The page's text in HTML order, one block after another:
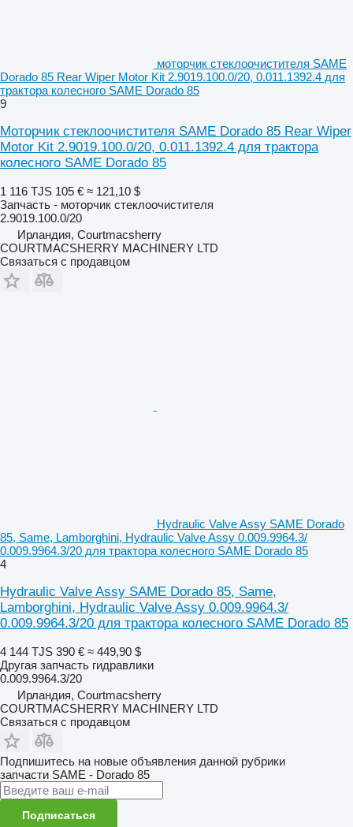
моторчик стеклоочистителя SAME
Dorado 85 Rear Wiper Motor Kit 2.9019.100.0/20, 0.011.1392.4 для
трактора колесного SAME Dorado 85
9
Моторчик стеклоочистителя SAME Dorado 85 Rear Wiper
Motor Kit 2.9019.100.0/20, 0.011.1392.4 для трактора
колесного SAME Dorado 85
1 116 TJS 105 € ≈ 121,10 $
Запчасть - моторчик стеклоочистителя
2.9019.100.0/20
Ирландия, Courtmacsherry
COURTMACSHERRY MACHINERY LTD
Связаться с продавцом
Hydraulic Valve Assy SAME Dorado
85, Same, Lamborghini, Hydraulic Valve Assy 0.009.9964.3/
0.009.9964.3/20 для трактора колесного SAME Dorado 85
4
Hydraulic Valve Assy SAME Dorado 85, Same,
Lamborghini, Hydraulic Valve Assy 0.009.9964.3/
0.009.9964.3/20 для трактора колесного SAME Dorado 85
4 144 TJS 390 € ≈ 449,90 $
Другая запчасть гидравлики
0.009.9964.3/20
Ирландия, Courtmacsherry
COURTMACSHERRY MACHINERY LTD
Связаться с продавцом
Подпишитесь на новые объявления данной рубрики
запчасти SAME - Dorado 85
Подписаться